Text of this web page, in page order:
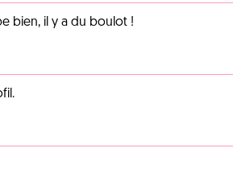
bien, il y a du boulot !